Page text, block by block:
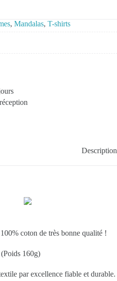
, Mandalas, T-shirts
Description
coton de très bonne qualité !
160g)
par excellence fiable et durable.